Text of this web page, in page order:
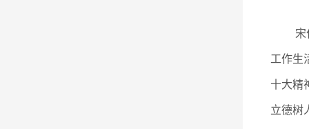
宋
工作生
十大精
立德树